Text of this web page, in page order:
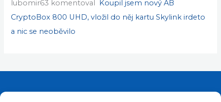
lubomir63 komentoval
Koupil jsem nový AB
CryptoBox 800 UHD, vložil do něj kartu Skylink irdeto
a nic se neoběvilo